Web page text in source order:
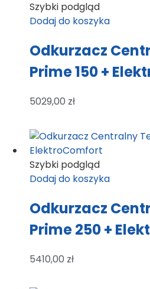
Szybki podgląd
Dodaj do koszyka
Odkurzacz
Prime 150 +
5029,00 zł
Szybki podgląd
Dodaj do koszyka
Odkurzacz
Prime 250 +
5410,00 zł